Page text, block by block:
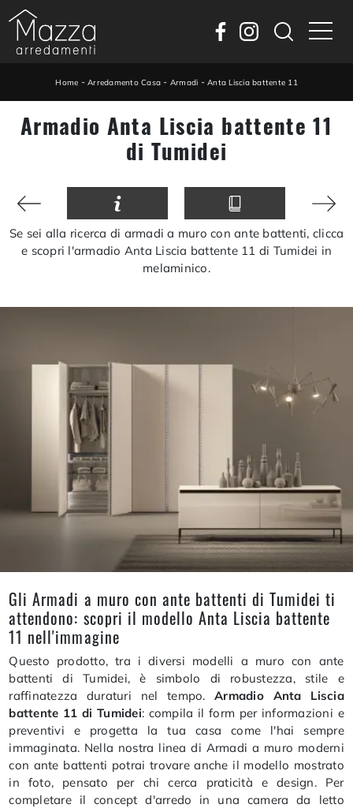
Home - Arredamento Casa - Armadi - Anta Liscia battente 11
Armadio Anta Liscia battente 11
di Tumidei
Se sei alla ricerca di armadi a muro con ante battenti, clicca
e scopri l'armadio Anta Liscia battente 11 di Tumidei in
melaminico.
Gli Armadi a muro con ante battenti di Tumidei ti
attendono: scopri il modello Anta Liscia battente
11 nell'immagine
Questo prodotto, tra i diversi modelli a muro con ante
battenti di Tumidei, è simbolo di robustezza, stile e
raffinatezza duraturi nel tempo.Armadio Anta Liscia
battente 11 di Tumidei: compila il form per informazioni e
preventivi e progetta la tua casa come l'hai sempre
immaginata. Nella nostra linea di Armadi a muro moderni
con ante battenti potrai trovare anche il modello mostrato
in foto, pensato per chi cerca praticità e design. Per
completare il concept d'arredo in una camera da letto